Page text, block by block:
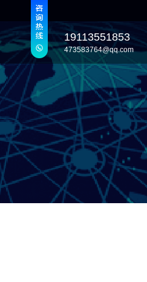
19113551853
473583764@qq.com